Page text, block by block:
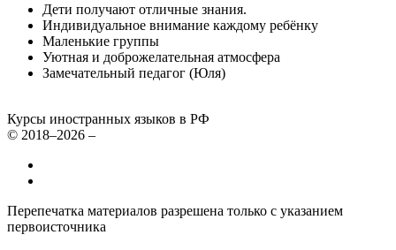
Дети получают отличные знания.
Индивидуальное внимание каждому ребёнку
Маленькие группы
Уютная и доброжелательная атмосфера
Замечательный педагог (Юля)
Курсы иностранных языков в РФ
© 2018–2026 –
Перепечатка материалов разрешена только с указанием
первоисточника